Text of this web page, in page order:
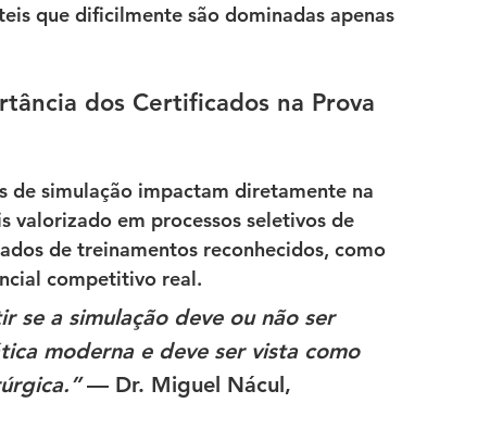
que dificilmente são dominadas apenas
dos Certificados na Prova
de simulação impactam diretamente na
valorizado em processos seletivos de
de treinamentos reconhecidos, como
competitivo real.
se a simulação deve ou não ser
moderna e deve ser vista como
— Dr. Miguel Nácul,